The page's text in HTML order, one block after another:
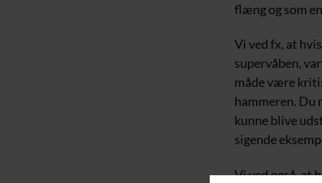
flæng og som
Vi ved fx, at
supervåben,
måde være
hammeren. Du
kunne blive
sigende
Vi ved også, at